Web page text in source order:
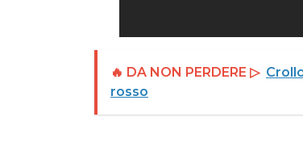
🔥 DA NON PERDERE ▷
rosso